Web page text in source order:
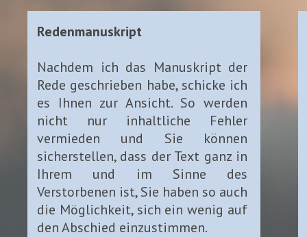
Redenmanuskript
Nachdem ich das Manuskript der
Rede geschrieben habe, schicke ich
es Ihnen zur Ansicht. So werden
nicht nur inhaltliche Fehler
vermieden und Sie können
sicherstellen, dass der Text ganz in
Ihrem und im Sinne des
Verstorbenen ist, Sie haben so auch
die Möglichkeit, sich ein wenig auf
den Abschied einzustimmen.